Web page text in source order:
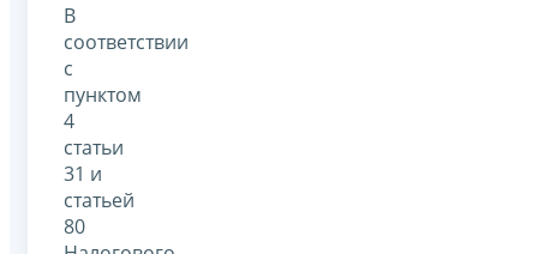
В
соответствии
с
пунктом
4
статьи
31 и
статьей
80